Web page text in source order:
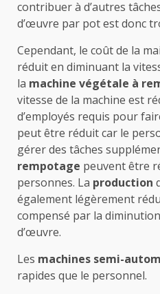
contribuer à d’autres
d’œuvre par pot est donc
Cependant, le coût de la
réduit en diminuant la
la machine végétale à
vitesse de la machine est
d’employés requis pour
peut être réduit car le
gérer des tâches
rempotage peuvent être
personnes. La production
également légèrement
compensé par la
d’œuvre.
Les machines semi-
rapides que le personnel.